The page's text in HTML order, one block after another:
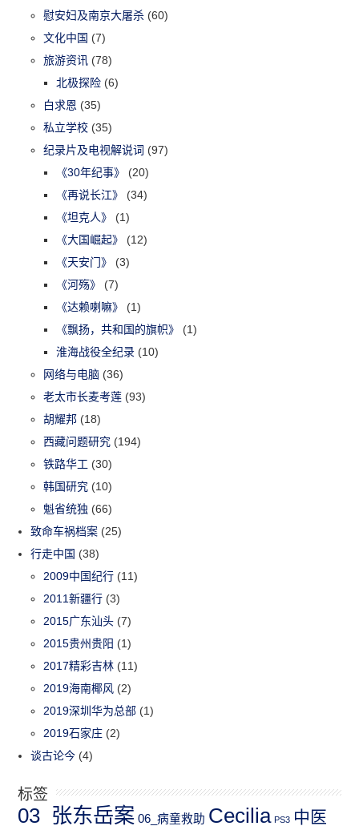
慰安妇及南京大屠杀 (60)
文化中国 (7)
旅游资讯 (78)
北极探险 (6)
白求恩 (35)
私立学校 (35)
纪录片及电视解说词 (97)
《30年纪事》
(20)
《再说长江》
(34)
《坦克人》
(1)
《大国崛起》
(12)
《天安门》
(3)
《河殇》
(7)
《达赖喇嘛》
(1)
《飘扬，共和国的旗帜》
(1)
淮海战役全纪录 (10)
网络与电脑 (36)
老太市长麦考莲 (93)
胡耀邦 (18)
西藏问题研究 (194)
铁路华工 (30)
韩国研究 (10)
魁省统独 (66)
致命车祸档案 (25)
行走中国 (38)
2009中国纪行 (11)
2011新疆行 (3)
2015广东汕头 (7)
2015贵州贵阳 (1)
2017精彩吉林 (11)
2019海南椰风 (2)
2019深圳华为总部 (1)
2019石家庄 (2)
谈古论今 (4)
标签
03_张东岳案 06_病童救助 Cecilia PS3 中医